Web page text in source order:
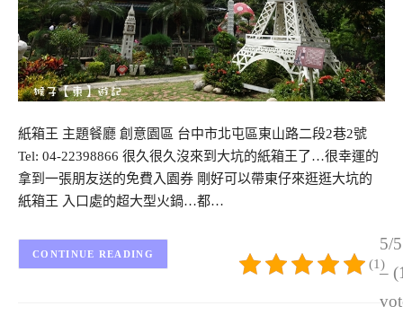
紙箱王 主題餐廳 創意園區 台中市北屯區東山路二段2巷2號
Tel: 04-22398866 很久很久沒來到大坑的紙箱王了…很幸運的
拿到一張朋友送的免費入園券 剛好可以帶東仔來逛逛大坑的
紙箱王 入口處的超大型火鍋…都…
5/5
–
(1)
CONTINUE READING